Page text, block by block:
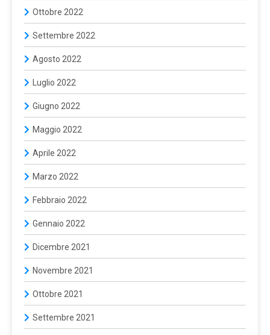
Ottobre 2022
Settembre 2022
Agosto 2022
Luglio 2022
Giugno 2022
Maggio 2022
Aprile 2022
Marzo 2022
Febbraio 2022
Gennaio 2022
Dicembre 2021
Novembre 2021
Ottobre 2021
Settembre 2021